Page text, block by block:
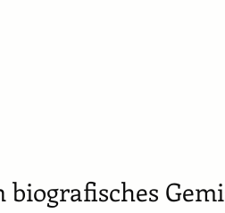
biografisches